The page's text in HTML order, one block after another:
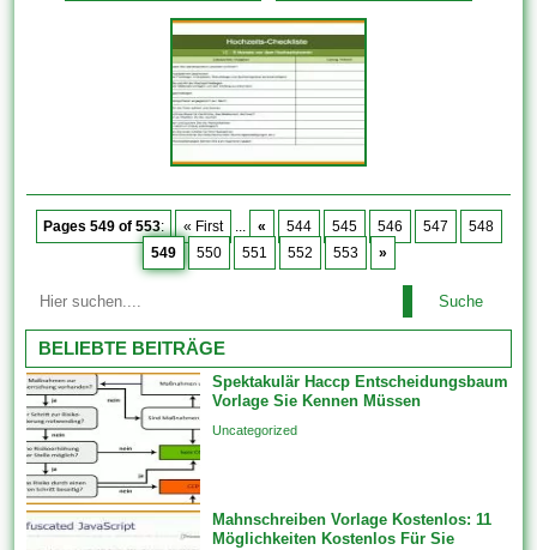
Pages 549 of 553: « First ... « 544 545 546 547
548
549
550 551 552 553 »
Suche
BELIEBTE BEITRÄGE
Spektakulär Haccp Entscheidungsbaum
Vorlage Sie Kennen Müssen
Uncategorized
Mahnschreiben Vorlage Kostenlos: 11
Möglichkeiten Kostenlos Für Sie